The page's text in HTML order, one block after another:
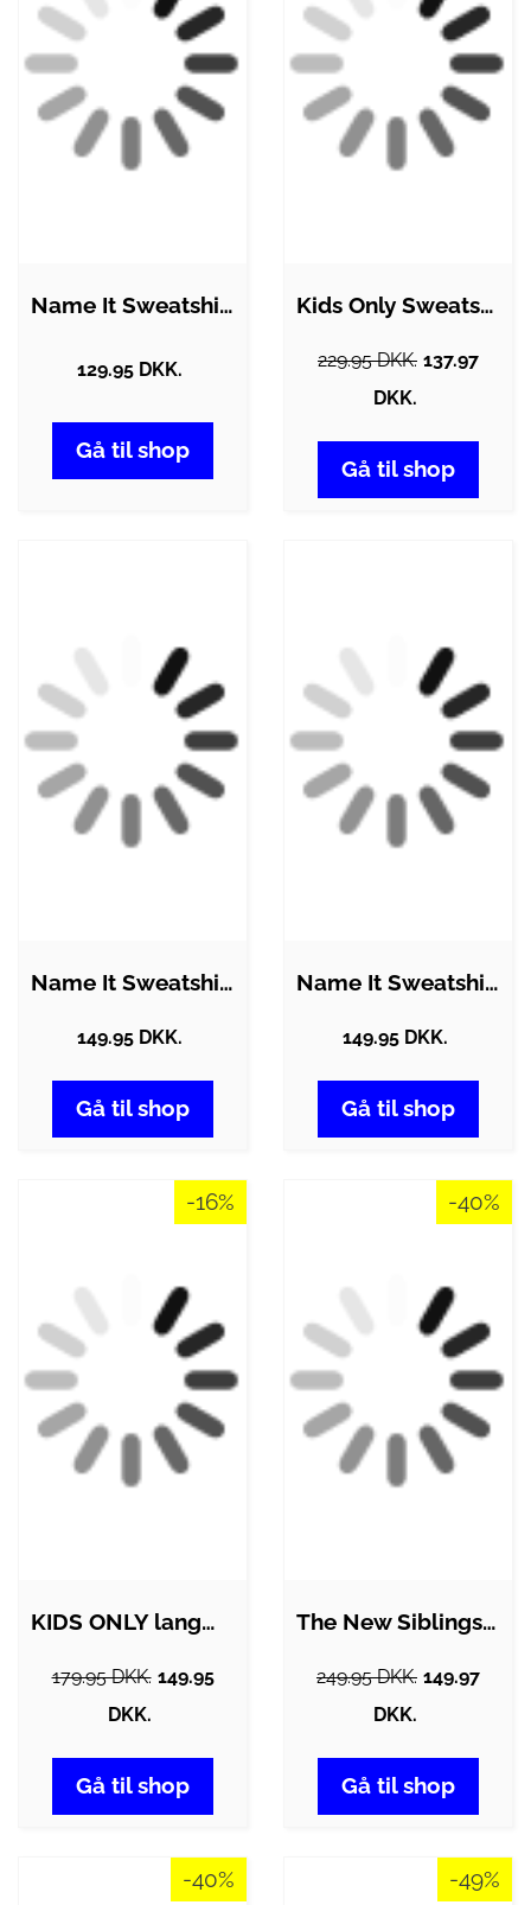
Name It Sweatshirt - Noos - NmfValba -…
129.95 DKK.
Gå til shop
Kids Only Sweatshirt - KonPhilea - Earth…
229.95 DKK. 137.97
DKK.
Gå til shop
Name It Sweatshirt - NkfLioca - Begonia…
149.95 DKK.
Gå til shop
Name It Sweatshirt - NmmRoka - Jester…
149.95 DKK.
Gå til shop
-16%
KIDS ONLY langærmet sweatshirt i lyserød…
179.95 DKK. 149.95
DKK.
Gå til shop
-40%
The New Siblings Sweatshirt - TnstRonja…
249.95 DKK. 149.97
DKK.
Gå til shop
-40% -49%